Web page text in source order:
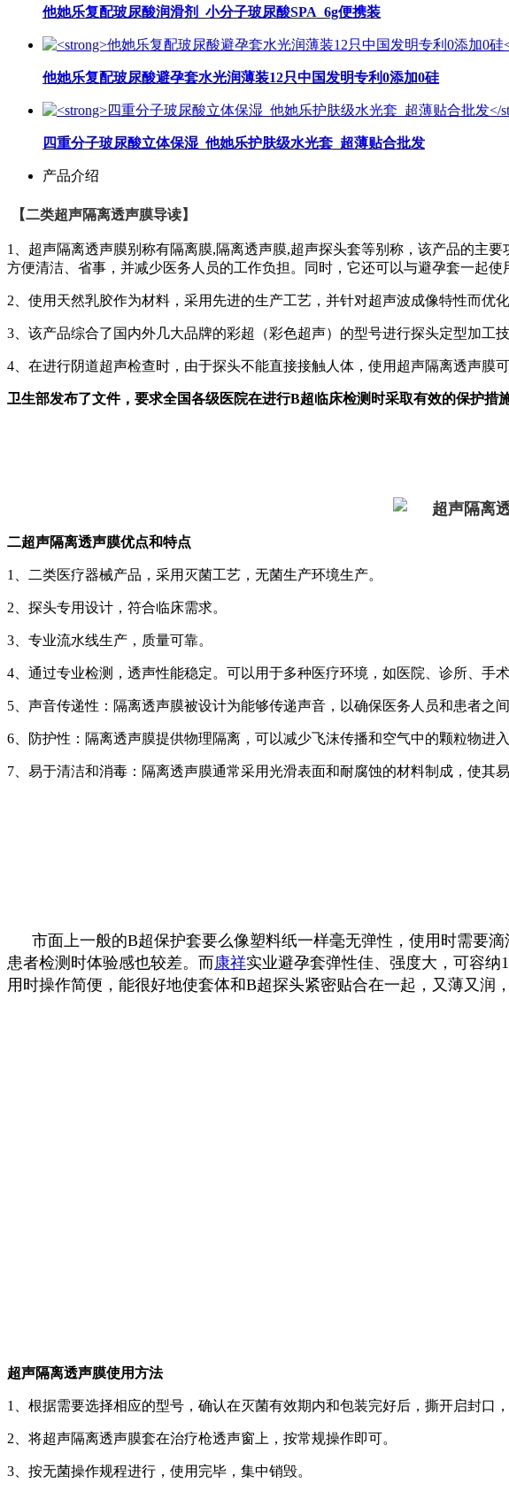
他她乐复配玻尿酸润滑剂_小分子玻尿酸SPA_6g便携装
他她乐复配玻尿酸避孕套水光润薄装12只中国发明专利0添加0硅
四重分子玻尿酸立体保湿_他她乐护肤级水光套_超薄贴合批发
产品介绍
【二类超声隔离透声膜导读】
1、超声隔离透声膜别称有隔离膜,隔离透声膜,超声探头套等别称，该产品的主
方便清洁、省事，并减少医务人员的工作负担。同时，它还可以与避孕套一起
2、使用天然乳胶作为材料，采用先进的生产工艺，并针对超声波成像特性而优
3、该产品综合了国内外几大品牌的彩超（彩色超声）的型号进行探头定型加工技
4、在进行阴道超声检查时，由于探头不能直接接触人体，使用超声隔离透声膜
卫生部发布了文件，要求全国各级医院在进行B超临床检测时采取有效的保护措
二超声隔离透声膜优点和特点
1、二类医疗器械产品，采用灭菌工艺，无菌生产环境生产。
2、探头专用设计，符合临床需求。
3、专业流水线生产，质量可靠。
4、通过专业检测，透声性能稳定。可以用于多种医疗环境，如医院、诊所、手
5、声音传递性：隔离透声膜被设计为能够传递声音，以确保医务人员和患者之
6、防护性：隔离透声膜提供物理隔离，可以减少飞沫传播和空气中的颗粒物进
7、易于清洁和消毒：隔离透声膜通常采用光滑表面和耐腐蚀的材料制成，使其
市面上一般的B超保护套要么像塑料纸一样毫无弹性，使用时需要
患者检测时体验感也较差。而康祥实业避孕套弹性佳、强度大，可容纳
用时操作简便，能很好地使套体和B超探头紧密贴合在一起，又薄又润
超声隔离透声膜使用方法
1、根据需要选择相应的型号，确认在灭菌有效期内和包装完好后，撕开启封口
2、将超声隔离透声膜套在治疗枪透声窗上，按常规操作即可。
3、按无菌操作规程进行，使用完毕，集中销毁。